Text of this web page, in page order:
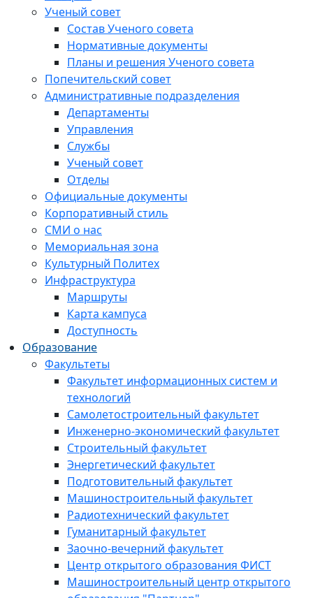
Ученый совет
Состав Ученого совета
Нормативные документы
Планы и решения Ученого совета
Попечительский совет
Административные подразделения
Департаменты
Управления
Службы
Ученый совет
Отделы
Официальные документы
Корпоративный стиль
СМИ о нас
Мемориальная зона
Культурный Политех
Инфраструктура
Маршруты
Карта кампуса
Доступность
Образование
Факультеты
Факультет информационных систем и
технологий
Самолетостроительный факультет
Инженерно-экономический факультет
Строительный факультет
Энергетический факультет
Подготовительный факультет
Машиностроительный факультет
Радиотехнический факультет
Гуманитарный факультет
Заочно-вечерний факультет
Центр открытого образования ФИСТ
Машиностроительный центр открытого